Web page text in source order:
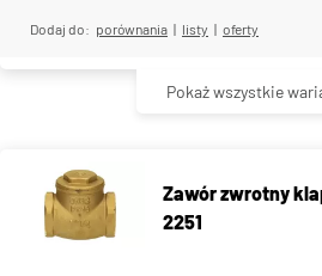
Dodaj do: porównania | listy | oferty
Pokaż wszystkie
Zawór zwrotny
2251